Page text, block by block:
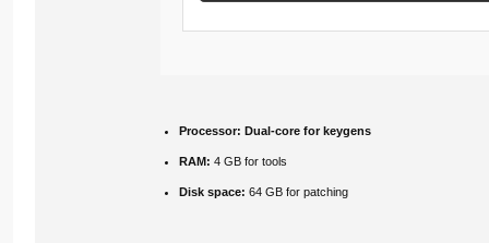
Processor: Dual-core for keygens
RAM: 4 GB for tools
Disk space: 64 GB for patching